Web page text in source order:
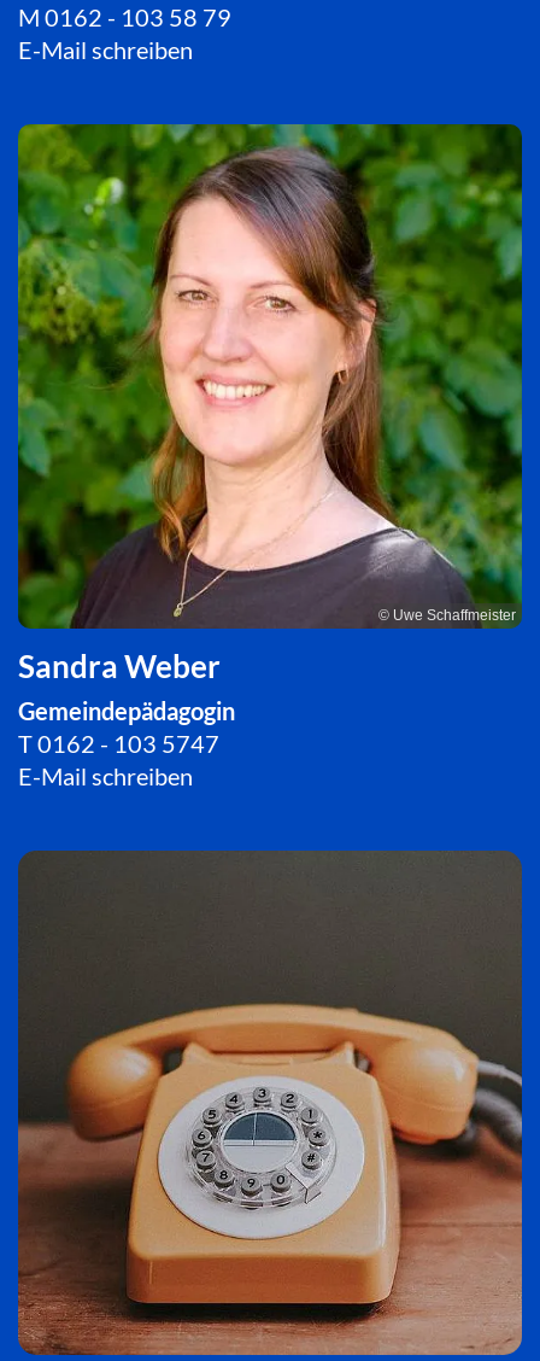
M 0162 - 103 58 79
E-Mail schreiben
© Uwe Schaffmeister
Sandra Weber
Gemeindepädagogin
T0162 - 103 5747
E-Mail schreiben